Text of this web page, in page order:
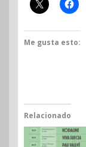
Me gusta esto:
Relacionado